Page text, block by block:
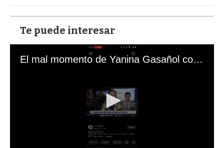
Te puede interesar
El mal momento de Yanina Gasañol con un hincha argentino en "Subrayado"